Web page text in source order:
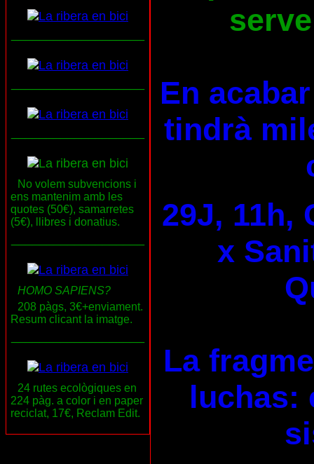
No volem subvencions i
ens mantenim amb les
quotes (50€), samarretes
(5€), llibres i donatius.
HOMO SAPIENS?
208 pàgs, 3€+enviament.
Resum clicant la imatge.
24 rutes ecològiques en
224 pàg. a color i en paper
reciclat, 17€, Reclam Edit.
En
tindrà
29J, 11h,
x
La